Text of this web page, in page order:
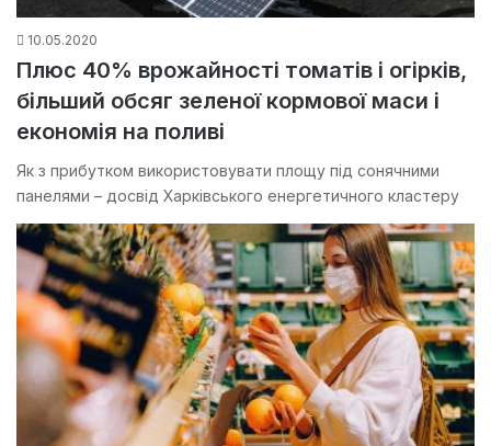
10.05.2020
Плюс 40% врожайності томатів і огірків,
більший обсяг зеленої кормової маси і
економія на поливі
Як з прибутком використовувати площу під сонячними
панелями – досвід Харківського енергетичного кластеру